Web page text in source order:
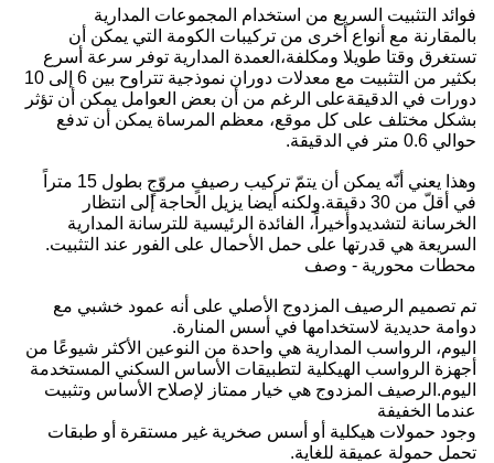
فوائد التثبيت السريع من استخدام المجموعات المدارية
بالمقارنة مع أنواع أخرى من تركيبات الكومة التي يمكن أن
تستغرق وقتا طويلا ومكلفة،العمدة المدارية توفر سرعة أسرع
بكثير من التثبيت مع معدلات دوران نموذجية تتراوح بين 6 إلى 10
دورات في الدقيقةعلى الرغم من أن بعض العوامل يمكن أن تؤثر
بشكل مختلف على كل موقع، معظم المرساة يمكن أن تدفع
حوالي 0.6 متر في الدقيقة.
وهذا يعني أنّه يمكن أن يتمّ تركيب رصيفٍ مروّجٍ بطول 15 متراً
في أقلّ من 30 دقيقة.ولكنه أيضا يزيل الحاجة إلى انتظار
الخرسانة لتشديدوأخيراً، الفائدة الرئيسية للترسانة المدارية
السريعة هي قدرتها على حمل الأحمال على الفور عند التثبيت.
محطات محورية - وصف
تم تصميم الرصيف المزدوج الأصلي على أنه عمود خشبي مع
دوامة حديدية لاستخدامها في أسس المنارة.
اليوم، الرواسب المدارية هي واحدة من النوعين الأكثر شيوعًا من
أجهزة الرواسب الهيكلية لتطبيقات الأساس السكني المستخدمة
اليوم.الرصيف المزدوج هي خيار ممتاز لإصلاح الأساس وتثبيت
عندما الخفيفة
وجود حمولات هيكلية أو أسس صخرية غير مستقرة أو طبقات
تحمل حمولة عميقة للغاية.